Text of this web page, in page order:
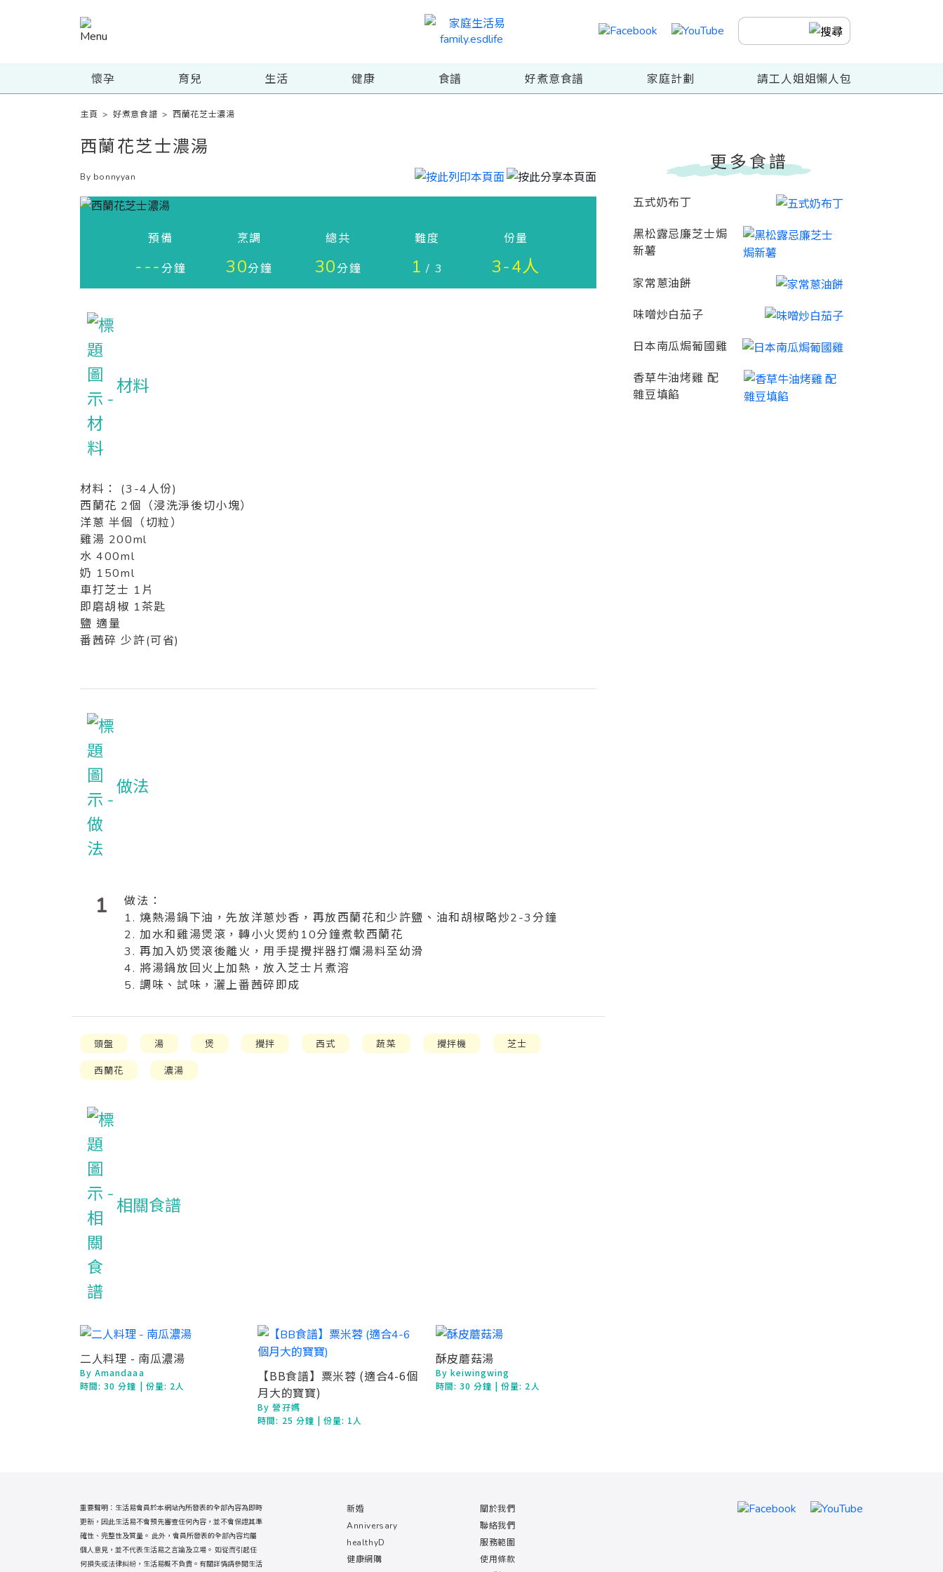
懷孕 育兒 生活 健康 食譜 好煮意食譜 家庭計劃 請工人姐姐懶人包
主頁 >好煮意食譜 >西蘭花芝士濃湯
西蘭花芝士濃湯
By bonnyyan
預備
---分鐘
烹調
30分鐘
總共
30分鐘
難度
1 / 3
份量
3-4人
材料
材料： (3-4人份)
西蘭花 2個（浸洗淨後切小塊）
洋蔥 半個（切粒）
雞湯 200ml
水 400ml
奶 150ml
車打芝士 1片
即磨胡椒 1茶匙
鹽 適量
番茜碎 少許(可省)
做法
1
做法：
1. 燒熱湯鍋下油，先放洋蔥炒香，再放西蘭花和少許鹽、油和胡椒略炒2-3分鐘
2. 加水和雞湯煲滾，轉小火煲約10分鐘煮軟西蘭花
3. 再加入奶煲滾後離火，用手提攪拌器打爛湯料至幼滑
4. 將湯鍋放回火上加熱，放入芝士片煮溶
5. 調味、試味，灑上番茜碎即成
頭盤 湯 煲 攪拌 西式 蔬菜 攪拌機 芝士
西蘭花 濃湯
相關食譜
二人料理 - 南瓜濃湯
By Amandaaa
時間:30 分鐘 | 份量: 2人
【BB食譜】粟米蓉 (適合4-6個
月大的寶寶)
By 營孖媽
時間: 25 分鐘 | 份量: 1人
酥皮蘑菇湯
By keiwingwing
時間: 30 分鐘 | 份量: 2人
更多食譜
五式奶布丁
黑松露忌廉芝士焗
新薯
家常蔥油餅
味噌炒白茄子
日本南瓜焗葡國雞
香草牛油烤雞 配
雜豆填餡
新婚
Anniversary
healthyD
健康網購
關於我們
聯絡我們
服務範圍
使用條款
重要聲明：生活易會員於本網站內所發表的全部內容為即時
更新，因此生活易不會預先審查任何內容，並不會保證其準
確性、完整性及質量。 此外，會員所發表的全部內容均屬
個人意見，並不代表生活易之言論及立場。 如從而引起任
何損失或法律糾紛，生活易概不負責。有關詳情請參閱生活